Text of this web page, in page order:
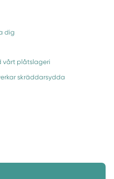
dig
vårt plåtslageri
skräddarsydda